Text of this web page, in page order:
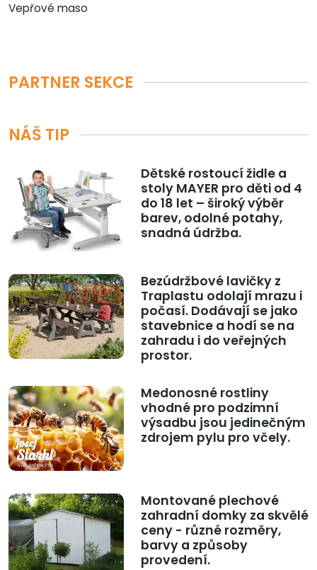
Vepřové maso
PARTNER SEKCE
NÁŠ TIP
Dětské rostoucí židle a
stoly MAYER pro děti od 4
do 18 let – široký výběr
barev, odolné potahy,
snadná údržba.
Bezúdržbové lavičky z
Traplastu odolají mrazu i
počasí. Dodávají se jako
stavebnice a hodí se na
zahradu i do veřejných
prostor.
Medonosné rostliny
vhodné pro podzimní
výsadbu jsou jedinečným
zdrojem pylu pro včely.
Montované plechové
zahradní domky za skvělé
ceny - různé rozměry,
barvy a způsoby
provedení.